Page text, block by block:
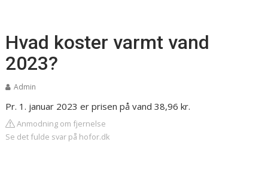
Hvad koster varmt vand
2023?
Admin
Pr. 1. januar 2023 er prisen på vand 38,96 kr.
Anmodning om fjernelse
Se det fulde svar på hofor.dk